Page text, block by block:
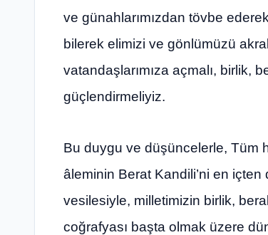
ve günahlarımızdan tövbe
bilerek elimizi ve gönlümüzü
vatandaşlarımıza açmalı, birlik,
güçlendirmeliyiz.
Bu duygu ve düşüncelerle, Tüm
âleminin Berat Kandili’ni en
vesilesiyle, milletimizin birlik,
coğrafyası başta olmak üzere